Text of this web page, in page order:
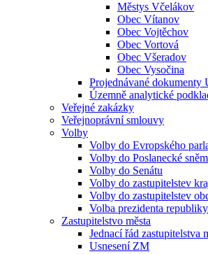
Městys Včelákov
Obec Vítanov
Obec Vojtěchov
Obec Vortová
Obec Všeradov
Obec Vysočina
Projednávané dokumenty
Územně analytické
Veřejné zakázky
Veřejnoprávní smlouvy
Volby
Volby do Evropského
Volby do Poslanecké
Volby do Senátu
Volby do zastupitelstev
Volby do zastupitelstev
Volba prezidenta republiky
Zastupitelstvo města
Jednací řád zastupitelstva
Usnesení ZM